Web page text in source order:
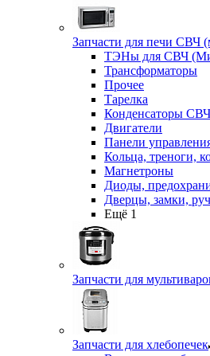
Запчасти для печи СВЧ
ТЭНы для СВЧ
Трансформаторы
Прочее
Тарелка
Конденсаторы СВЧ
Двигатели
Панели
Кольца, треноги,
Магнетроны
Диоды,
Дверцы, замки,
Ещё 1
Запчасти для
Запчасти для хлебопечек